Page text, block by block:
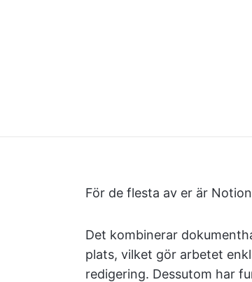
För de flesta av er är
Det kombinerar
plats, vilket gör arbetet
redigering. Dessutom har